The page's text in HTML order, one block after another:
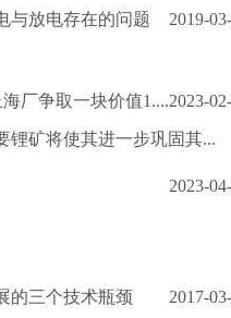
与放电存在的问题 2019-
厂争取一块价值1....2023-
锂矿将使其进一步巩固其...
2023-
的三个技术瓶颈 2017-